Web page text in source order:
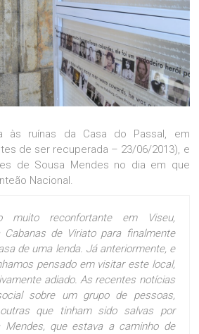
às ruínas da Casa do Passal, em
de ser recuperada – 23/06/2013), e
de Sousa Mendes no dia em que
Nacional.
muito reconfortante em Viseu,
de Viriato para finalmente
de uma lenda. Já anteriormente, e
pensado em visitar este local,
adiado. As recentes notícias
sobre um grupo de pessoas,
que tinham sido salvas por
Mendes, que estava a caminho de